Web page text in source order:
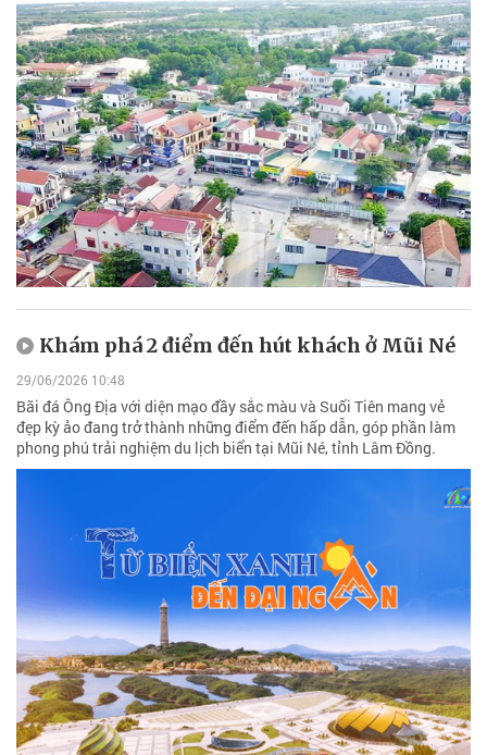
Khám phá 2 điểm đến hút khách ở Mũi Né
29/06/2026 10:48
Bãi đá Ông Địa với diện mạo đầy sắc màu và Suối Tiên mang vẻ
đẹp kỳ ảo đang trở thành những điểm đến hấp dẫn, góp phần làm
phong phú trải nghiệm du lịch biển tại Mũi Né, tỉnh Lâm Đồng.